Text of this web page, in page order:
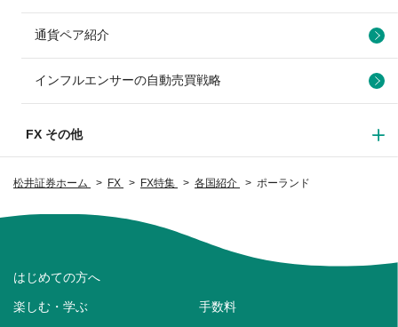
松井証券ホーム FX FX特集 各国紹介 ポーランド
通貨ペア紹介
インフルエンサーの自動売買戦略
FX その他
はじめての方へ
楽しむ・学ぶ 手数料